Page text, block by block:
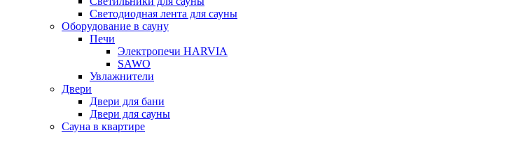
Светодиодная лента для сауны
Оборудование в сауну
Печи
Электропечи HARVIA
SAWO
Увлажнители
Двери
Двери для бани
Двери для сауны
Сауна в квартире